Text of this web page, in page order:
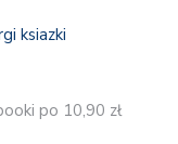
po 10,90 zł